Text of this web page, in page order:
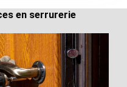
en serrurerie